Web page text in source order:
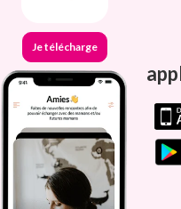
Je télécharge